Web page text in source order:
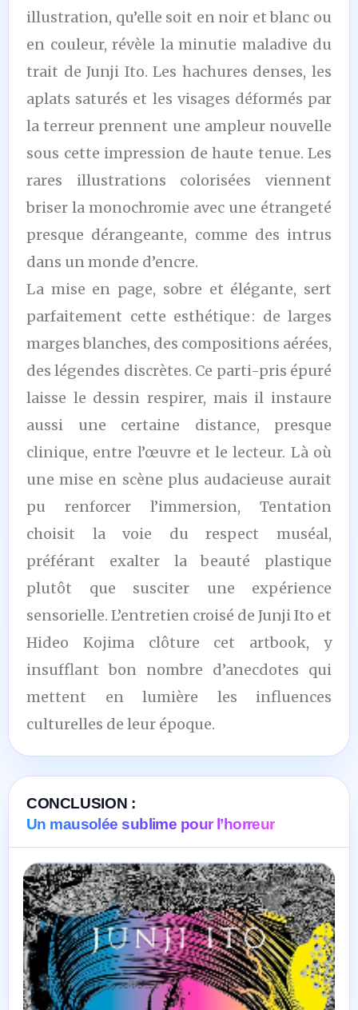
illustration, qu’elle soit en noir et blanc ou
en couleur, révèle la minutie maladive du
trait de Junji Ito. Les hachures denses, les
aplats saturés et les visages déformés par
la terreur prennent une ampleur nouvelle
sous cette impression de haute tenue. Les
rares illustrations colorisées viennent
briser la monochromie avec une étrangeté
presque dérangeante, comme des intrus
dans un monde d’encre.
La mise en page, sobre et élégante, sert
parfaitement cette esthétique : de larges
marges blanches, des compositions aérées,
des légendes discrètes. Ce parti-pris épuré
laisse le dessin respirer, mais il instaure
aussi une certaine distance, presque
clinique, entre l’œuvre et le lecteur. Là où
une mise en scène plus audacieuse aurait
pu renforcer l’immersion, Tentation
choisit la voie du respect muséal,
préférant exalter la beauté plastique
plutôt que susciter une expérience
sensorielle. L’entretien croisé de Junji Ito et
Hideo Kojima clôture cet artbook, y
insufflant bon nombre d’anecdotes qui
mettent en lumière les influences
culturelles de leur époque.
CONCLUSION :
Un mausolée sublime pour l’horreur